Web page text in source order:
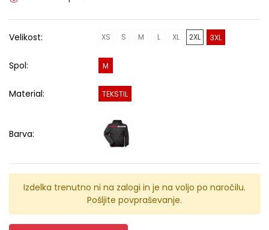
Velikost: XS S M L XL 2XL 3XL
Spol: M
Material: TEKSTIL
Barva:
Izdelka trenutno ni na zalogi in je na voljo po naročilu.
Pošljite povpraševanje.